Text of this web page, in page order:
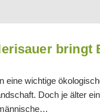
bringt
eine wichtige
Doch je älter